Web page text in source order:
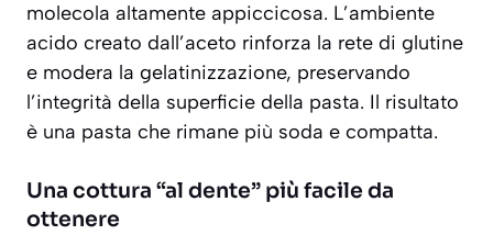
molecola altamente appiccicosa. L’ambiente
acido creato dall’aceto rinforza la rete di glutine
e modera la gelatinizzazione, preservando
l’integrità della superficie della pasta. Il risultato
è una pasta che rimane più soda e compatta.
Una cottura “al dente” più facile da
ottenere